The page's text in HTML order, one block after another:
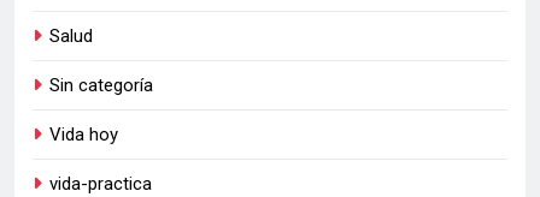
Salud
Sin categoría
Vida hoy
vida-practica